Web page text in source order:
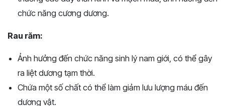
chức năng cương dương.
Rau răm:
Ảnh hưởng đến chức năng sinh lý nam giới, có thể gây
ra liệt dương tạm thời.
Chứa một số chất có thể làm giảm lưu lượng máu đến
dương vật.